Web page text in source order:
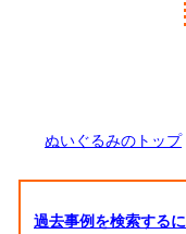
ぬいぐるみのトップ
過去事例を検索するに